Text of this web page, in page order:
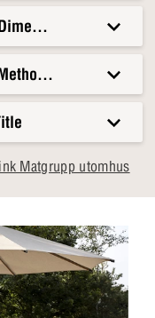
Matgrupp utomhus